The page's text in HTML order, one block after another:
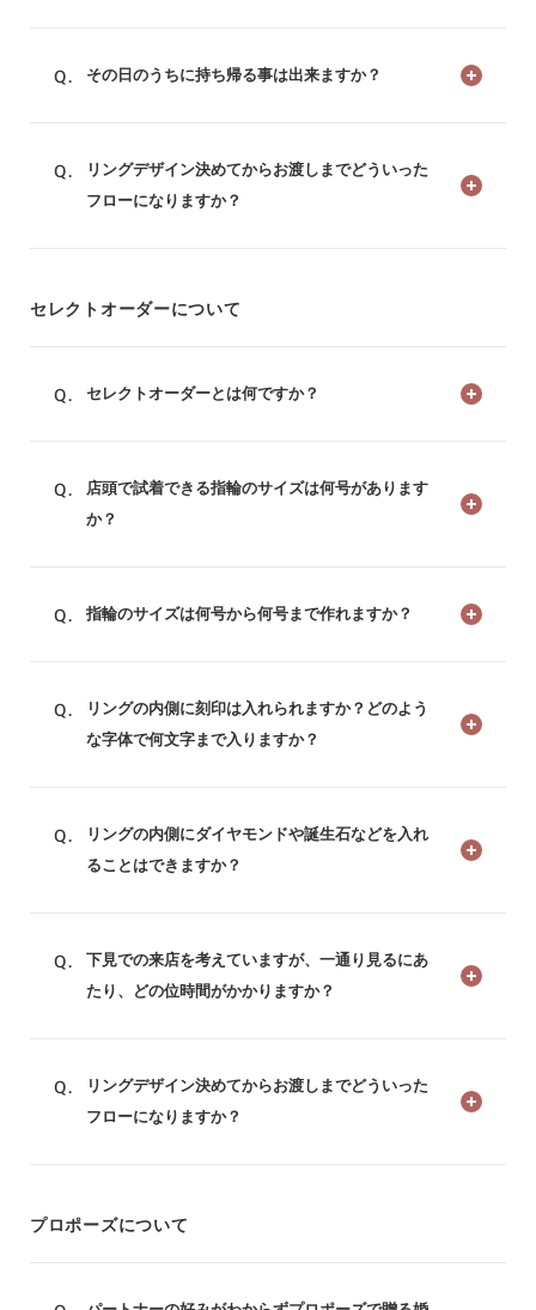
その日のうちに持ち帰る事は出来ますか？
リングデザイン決めてからお渡しまでどういった
フローになりますか？
セレクトオーダーについて
セレクトオーダーとは何ですか？
店頭で試着できる指輪のサイズは何号があります
か？
指輪のサイズは何号から何号まで作れますか？
リングの内側に刻印は入れられますか？どのよう
な字体で何文字まで入りますか？
リングの内側にダイヤモンドや誕生石などを入れ
ることはできますか？
下見での来店を考えていますが、一通り見るにあ
たり、どの位時間がかかりますか？
リングデザイン決めてからお渡しまでどういった
フローになりますか？
プロポーズについて